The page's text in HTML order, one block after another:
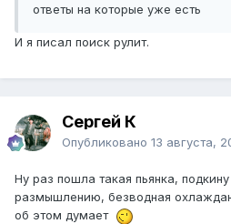
ответы на которые уже есть
И я писал поиск рулит.
Сергей К
Опубликовано 13 августа,
Ну раз пошла такая пьянка,
размышлению, безводная
об этом думает